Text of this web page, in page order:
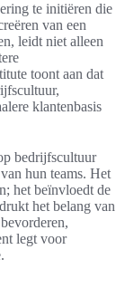
te initiëren die
van een
leidt niet alleen
toont aan dat
klantenbasis
bedrijfscultuur
hun teams. Het
het beïnvloedt de
het belang van
legt voor